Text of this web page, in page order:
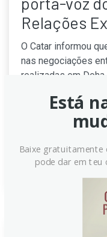
Relações
O Catar informou
nas negociações
realizadas em
mediadores do
delegações
Continue lendo
Está
Baixe gratuitamente
pode dar em teu